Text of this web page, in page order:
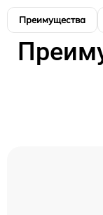
Преимущества